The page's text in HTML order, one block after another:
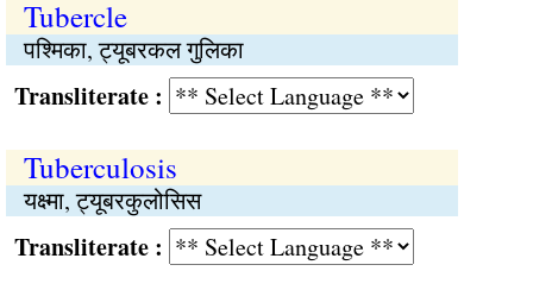
Tubercle
पश्मिका, ट्यूबरकल गुलिका
:
Tuberculosis
यक्ष्मा, ट्यूबरकुलोसिस
: